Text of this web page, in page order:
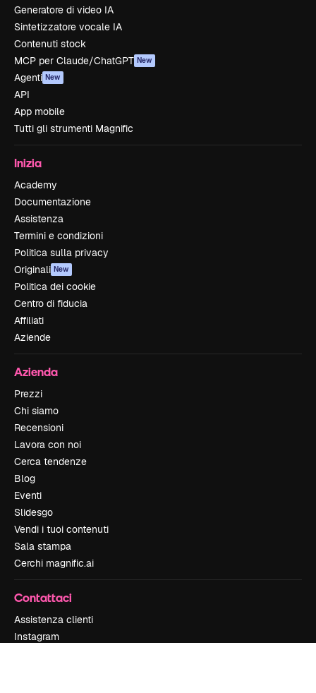
Generatore di video IA
Sintetizzatore vocale IA
Contenuti stock
MCP per Claude/ChatGPT New
Agenti New
API
App mobile
Tutti gli strumenti Magnific
Inizia
Academy
Documentazione
Assistenza
Termini e condizioni
Politica sulla privacy
Originali New
Politica dei cookie
Centro di fiducia
Affiliati
Aziende
Azienda
Prezzi
Chi siamo
Recensioni
Lavora con noi
Cerca tendenze
Blog
Eventi
Slidesgo
Vendi i tuoi contenuti
Sala stampa
Cerchi magnific.ai
Contattaci
Assistenza clienti
Instagram